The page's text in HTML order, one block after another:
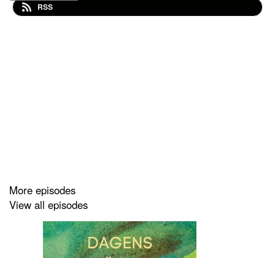
Baserad på Dagens Lösen, den årliga andaktsbok som
RSS
More episodes
View all episodes